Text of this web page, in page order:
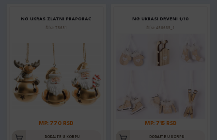
NG UKRAS ZLATNI PRAPORAC
Šifra: 73631
MP: 770 RSD
DODAJTE U KORPU
NG UKRASI DRVENI 1/10
Šifra: 456685_1
MP: 715 RSD
DODAJTE U KORPU